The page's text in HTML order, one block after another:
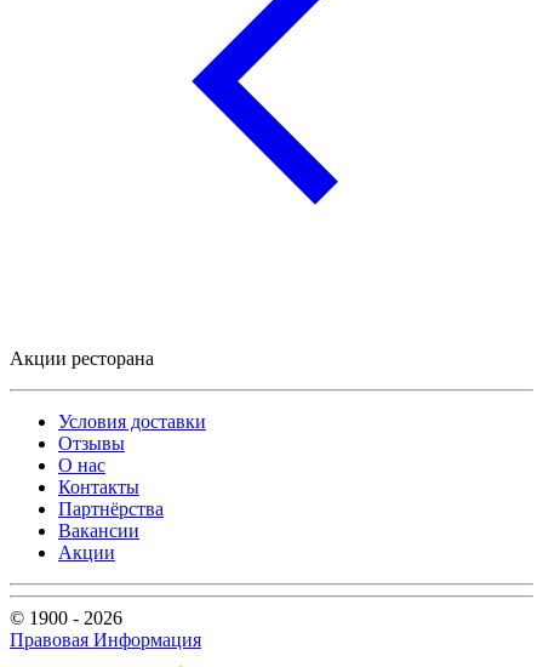
Акции ресторана
Условия доставки
Отзывы
О нас
Контакты
Партнёрства
Вакансии
Акции
© 1900 - 2026
Правовая Информация